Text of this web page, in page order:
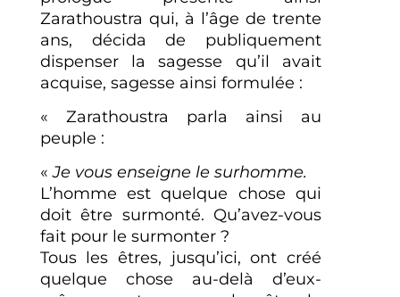
Zarathoustra qui, à l’âge de trente
ans, décida de publiquement
dispenser la sagesse qu’il avait
acquise, sagesse ainsi formulée :
« Zarathoustra parla ainsi au
peuple :
«Je vous enseigne le surhomme.
L’homme est quelque chose qui
doit être surmonté. Qu’avez-vous
fait pour le surmonter ?
Tous les êtres, jusqu’ici, ont créé
quelque chose au-delà d’eux-